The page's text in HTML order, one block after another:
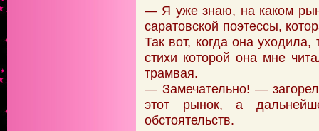
— Я уже знаю, на каком
саратовской поэтессы,
Так вот, когда она
стихи которой она мне
трамвая.
— Замечательно! —
этот рынок, а
обстоятельств.